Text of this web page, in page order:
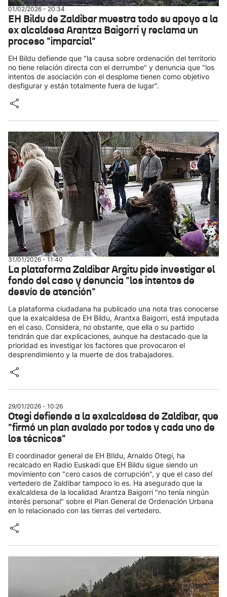
01/02/2026 - 20:34
EH Bildu de Zaldibar muestra todo su apoyo a la
ex alcaldesa Arantza Baigorri y reclama un
proceso "imparcial"
EH Bildu defiende que "la causa sobre ordenación del territorio
no tiene relación directa con el derrumbe" y denuncia que "los
intentos de asociación con el desplome tienen como objetivo
desfigurar y están totalmente fuera de lugar".
31/01/2026 - 11:40
La plataforma Zaldibar Argitu pide investigar el
fondo del caso y denuncia "los intentos de
desvío de atención"
La plataforma ciudadana ha publicado una nota tras conocerse
que la exalcaldesa de EH Bildu, Arantxa Baigorri, está imputada
en el caso. Considera, no obstante, que ella o su partido
tendrán que dar explicaciones, aunque ha destacado que la
prioridad es investigar los factores que provocaron el
desprendimiento y la muerte de dos trabajadores.
29/01/2026 - 10:26
Otegi defiende a la exalcaldesa de Zaldibar, que
"firmó un plan avalado por todos y cada uno de
los técnicos"
El coordinador general de EH BIldu, Arnaldo Otegi, ha
recalcado en Radio Euskadi que EH Bildu sigue siendo un
movimiento con "cero casos de corrupción", y que el caso del
vertedero de Zaldibar tampoco lo es. Ha asegurado que la
exalcaldesa de la localidad Arantza Baigorri "no tenía ningún
interés personal" sobre el Plan General de Ordenación Urbana
en lo relacionado con las tierras del vertedero.